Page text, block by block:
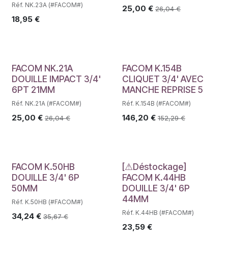
Réf. NK.23A (#FACOM#)
18,95 €
25,00 € 26,04€
FACOM NK.21A
DOUILLE IMPACT 3/4'
6PT 21MM
Réf. NK.21A (#FACOM#)
25,00 € 26,04€
FACOM K.154B
CLIQUET 3/4' AVEC
MANCHE REPRISE 5
Réf. K.154B (#FACOM#)
146,20 € 152,29€
FACOM K.50HB
DOUILLE 3/4' 6P
50MM
Réf. K.50HB (#FACOM#)
34,24 € 35,67€
Déstockage
[⚠Déstockage]
FACOM K.44HB
DOUILLE 3/4' 6P
44MM
Réf. K.44HB (#FACOM#)
23,59€